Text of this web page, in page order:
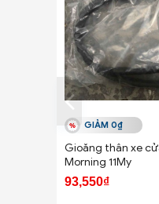
GIẢM 0₫
Gioăng thân xe
Morning 11My
93,550₫